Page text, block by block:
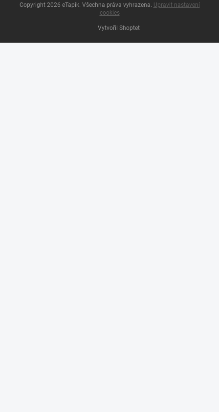
Vytvořil Shoptet
Copyright 2026 eTapik. Všechna práva vyhrazena. Upravit nastavení
cookies